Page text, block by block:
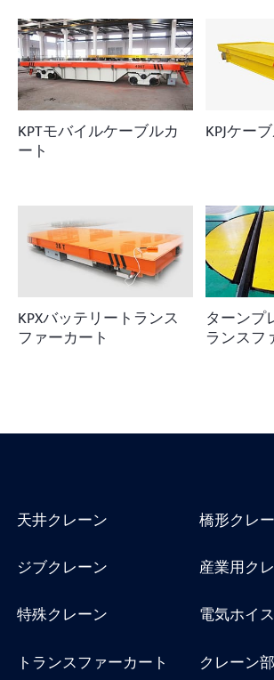
KPTモバイルケーブルカ
ート
KPJケー
KPXバッテリートランス
ファーカート
ターンプ
ランスフ
天井クレーン
橋形クレ
ジブクレーン
産業用ク
特殊クレーン
電気ホイ
トランスファーカート
クレーン